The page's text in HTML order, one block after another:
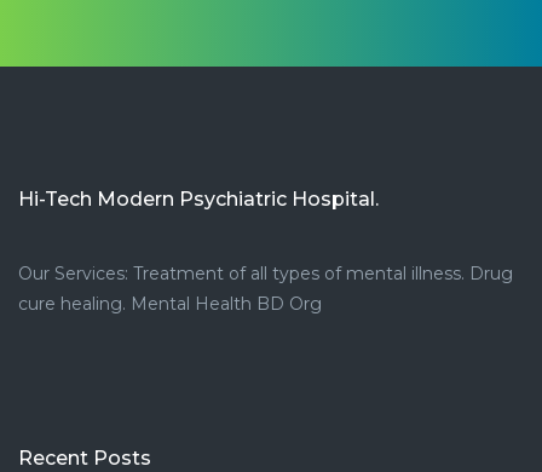
Hi-Tech Modern Psychiatric Hospital.
Our Services: Treatment of all types of mental illness. Drug
cure healing. Mental Health BD Org
Recent Posts